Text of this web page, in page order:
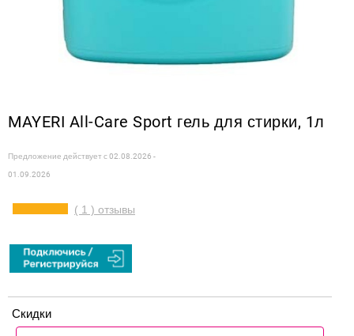
MAYERI All-Care Sport гель для стирки, 1л
Предложение действует с02.08.2026 -
01.09.2026
( 1 ) отзывы
Скидки